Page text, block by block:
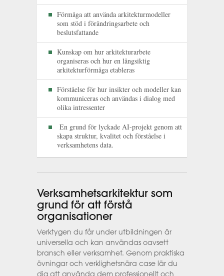
Förmåga att använda arkitekturmodeller
som stöd i förändringsarbete och
beslutsfattande
Kunskap om hur arkitekturarbete
organiseras och hur en långsiktig
arkitekturförmåga etableras
Förståelse för hur insikter och modeller kan
kommuniceras och användas i dialog med
olika intressenter
En grund för lyckade AI-projekt genom att
skapa struktur, kvalitet och förståelse i
verksamhetens data.
Verksamhetsarkitektur som
grund för att förstå
organisationer
Verktygen du får under utbildningen är
universella och kan användas oavsett
bransch eller verksamhet. Genom praktiska
övningar och verklighetsnära case lär du
dig att använda dem professionellt och